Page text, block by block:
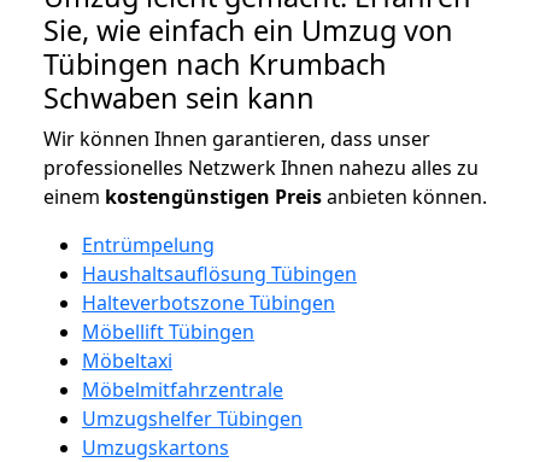
Sie, wie einfach ein Umzug von
Tübingen nach Krumbach
Schwaben sein kann
Wir können Ihnen garantieren, dass unser
professionelles Netzwerk Ihnen nahezu alles zu
einem kostengünstigen Preisanbieten können.
Entrümpelung
Haushaltsauflösung Tübingen
Halteverbotszone Tübingen
Möbellift Tübingen
Möbeltaxi
Möbelmitfahrzentrale
Umzugshelfer Tübingen
Umzugskartons